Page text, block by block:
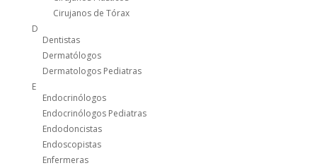
Cirujanos de Tórax
D
Dentistas
Dermatólogos
Dermatologos Pediatras
E
Endocrinólogos
Endocrinólogos Pediatras
Endodoncistas
Endoscopistas
Enfermeras